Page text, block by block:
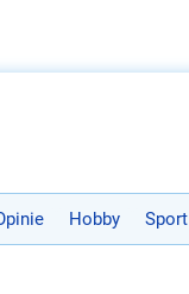
Hobby Sport